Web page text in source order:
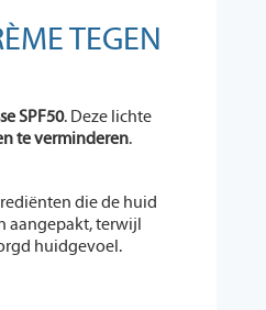
TEGEN
SPF50. Deze lichte
te verminderen.
die de huid
aangepakt, terwijl
huidgevoel.